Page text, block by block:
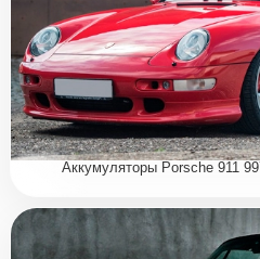
Аккумуляторы Porsche 911